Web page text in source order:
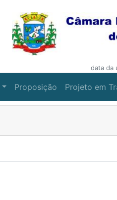
data da
Proposição Projeto em